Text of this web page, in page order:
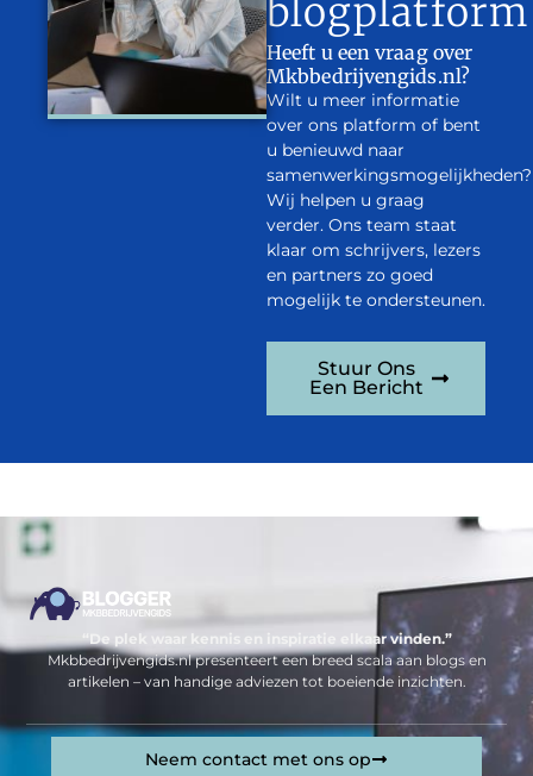
blogplatform
Heeft u een vraag over
Mkbbedrijvengids.nl?
Wilt u meer informatie
over ons platform of bent
u benieuwd naar
samenwerkingsmogelijkheden?
Wij helpen u graag
verder. Ons team staat
klaar om schrijvers, lezers
en partners zo goed
mogelijk te ondersteunen.
Stuur Ons
Een Bericht
“De plek waar kennis en inspiratie elkaar vinden.”
Mkbbedrijvengids.nl presenteert een breed scala aan blogs en
artikelen – van handige adviezen tot boeiende inzichten.
Neem contact met ons op